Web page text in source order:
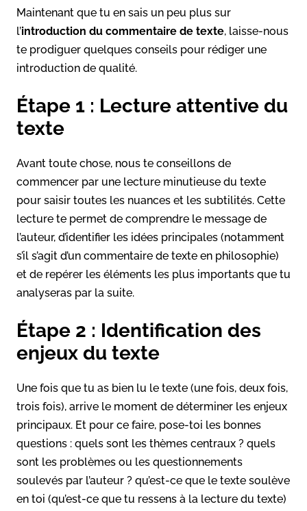
Maintenant que tu en sais un peu plus sur
l’introduction du commentaire de texte, laisse-nous
te prodiguer quelques conseils pour rédiger une
introduction de qualité.
Étape 1 : Lecture attentive du
texte
Avant toute chose, nous te conseillons de
commencer par une lecture minutieuse du texte
pour saisir toutes les nuances et les subtilités. Cette
lecture te permet de comprendre le message de
l’auteur, d’identifier les idées principales (notamment
s’il s’agit d’un commentaire de texte en philosophie)
et de repérer les éléments les plus importants que tu
analyseras par la suite.
Étape 2 : Identification des
enjeux du texte
Une fois que tu as bien lu le texte (une fois, deux fois,
trois fois), arrive le moment de déterminer les enjeux
principaux. Et pour ce faire, pose-toi les bonnes
questions : quels sont les thèmes centraux ? quels
sont les problèmes ou les questionnements
soulevés par l’auteur ? qu’est-ce que le texte soulève
en toi (qu’est-ce que tu ressens à la lecture du texte)